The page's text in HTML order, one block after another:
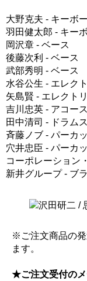
大野克夫 - キーボ
羽田健太郎 - キー
岡沢章 - ベース
後藤次利 - ベース
武部秀明 - ベース
水谷公生 - エレク
矢島賢 - エレクト
吉川忠英 - アコー
田中清司 - ドラムス
斉藤ノブ - パーカ
穴井忠臣 - パーカ
コーポレーション
新井グループ - ブ
※ご注文商品の
ます。
★ご注文受付の